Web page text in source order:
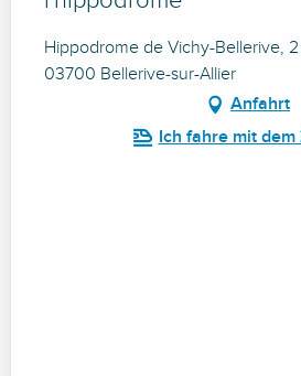
Hippodrome de Vichy-Bellerive,
03700 Bellerive-sur-Allier
Anfahrt
Ich fahre mit dem